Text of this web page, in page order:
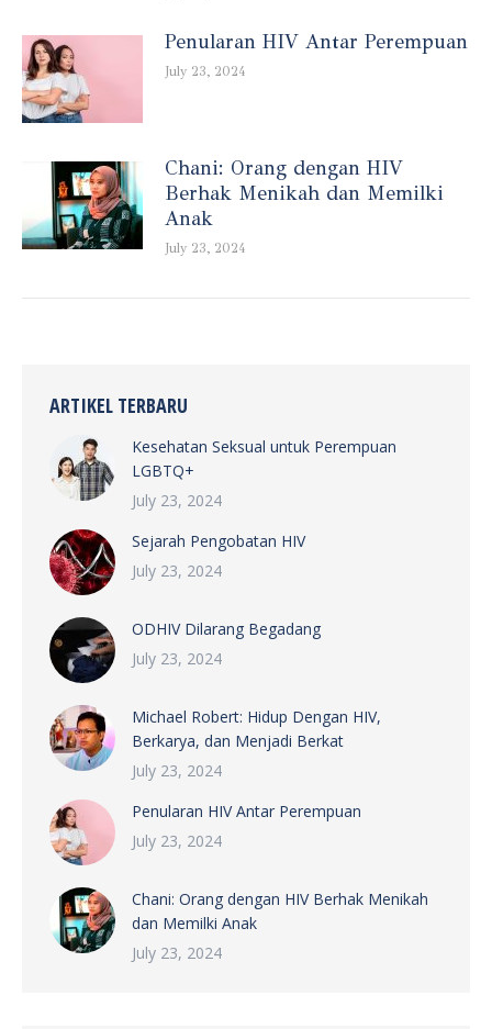
Penularan HIV Antar Perempuan
July 23, 2024
Chani: Orang dengan HIV
Berhak Menikah dan Memilki
Anak
July 23, 2024
ARTIKEL TERBARU
Kesehatan Seksual untuk Perempuan
LGBTQ+
July 23, 2024
Sejarah Pengobatan HIV
July 23, 2024
ODHIV Dilarang Begadang
July 23, 2024
Michael Robert: Hidup Dengan HIV,
Berkarya, dan Menjadi Berkat
July 23, 2024
Penularan HIV Antar Perempuan
July 23, 2024
Chani: Orang dengan HIV Berhak Menikah
dan Memilki Anak
July 23, 2024